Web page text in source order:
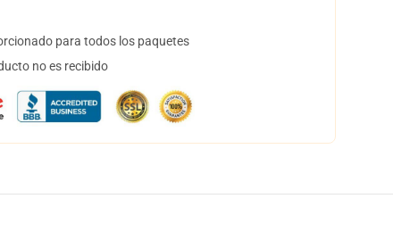
para todos los paquetes
no es recibido